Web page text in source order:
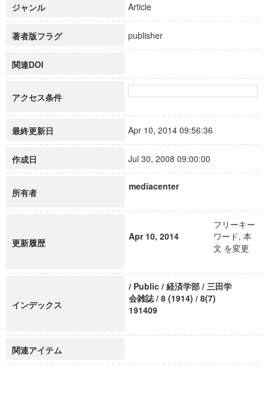
ジャンル Article
著者版フラグ publisher
関連DOI
アクセス条件
最終更新日 Apr 10, 2014 09:56:36
作成日 Jul 30, 2008 09:00:00
所有者
mediacenter
更新履歴
Apr 10, 2014
フリーキー
ワード, 本
文 を変更
インデックス
/ Public / 経済学部 / 三田学
会雑誌 / 8 (1914) / 8(7)
191409
関連アイテム